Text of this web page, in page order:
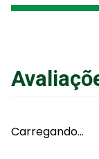
Carregando…